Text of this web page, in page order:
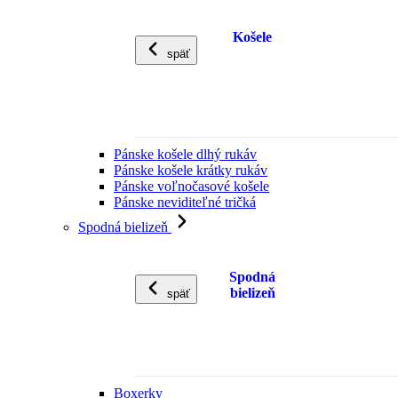
späť
Košele
Pánske košele dlhý rukáv
Pánske košele krátky rukáv
Pánske voľnočasové košele
Pánske neviditeľné tričká
Spodná bielizeň
späť
Spodná
bielizeň
Boxerky